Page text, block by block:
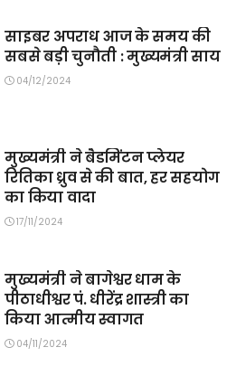
साइबर अपराध आज के समय की
सबसे बड़ी चुनौती : मुख्यमंत्री साय
04/12/2024
मुख्यमंत्री ने बैडमिंटन प्लेयर
रितिका ध्रुव से की बात, हर सहयोग
का किया वादा
17/11/2024
मुख्यमंत्री ने बागेश्वर धाम के
पीठाधीश्वर पं. धीरेंद्र शास्त्री का
किया आत्मीय स्वागत
04/11/2024